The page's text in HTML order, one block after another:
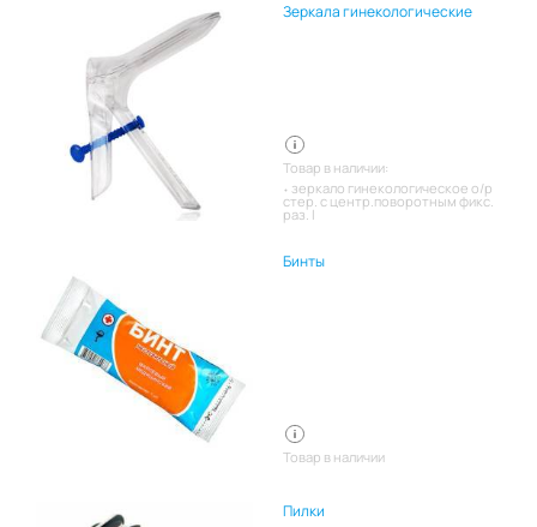
Зеркала гинекологические
Товар в наличии:
зеркало гинекологическое о/р
стер. с центр.поворотным фикс.
раз. l
Бинты
Товар в наличии
Пилки